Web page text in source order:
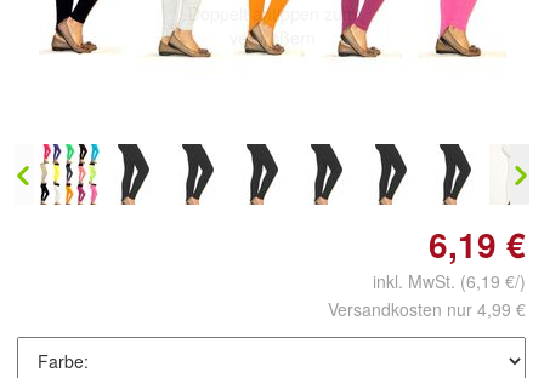
Doppelt antippen zum
vergrößern
6,19 €
inkl. MwSt. (6,19 €/)
Versandkosten nur 4,99 €